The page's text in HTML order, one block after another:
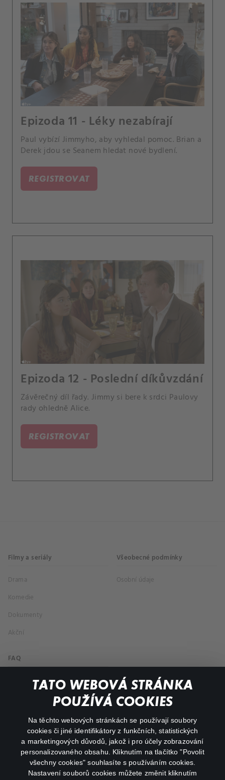
TATO WEBOVÁ STRÁNKA
POUŽÍVÁ COOKIES
Na těchto webových stránkách se používají soubory
cookies či jiné identifikátory z funkčních, statistických
a marketingových důvodů, jakož i pro účely zobrazování
personalizovaného obsahu. Kliknutím na tlačítko "Povolit
všechny cookies" souhlasíte s používáním cookies.
Nastavení souborů cookies můžete změnit kliknutím
Epizoda 11 - Léky nezabírají
Paul vybízí Jimmyho, aby vyhledal pomoc. Brian a
Derek jdou se Seanem hledat nové bydlení.
REGISTROVAT
Epizoda 12 - Poslední díkůvzdání
Závěrečný díl řady. Jimmy si bere k srdci Paulovy
rady ohledně Alice.
REGISTROVAT
Filmy a seriály
Drama
Komedie
Dokumenty
Akční
Všeobecné podmínky
Osobní údaje
FAQ
Můj účet
Důležité odkazy
facebookinstagram
youtube